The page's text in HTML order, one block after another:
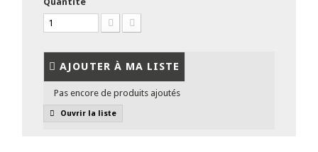
AJOUTER À MA LISTE
Pas encore de produits ajoutés
Ouvrir la liste